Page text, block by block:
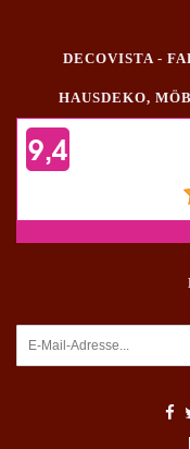
DECOVISTA -
HAUSDEKO,